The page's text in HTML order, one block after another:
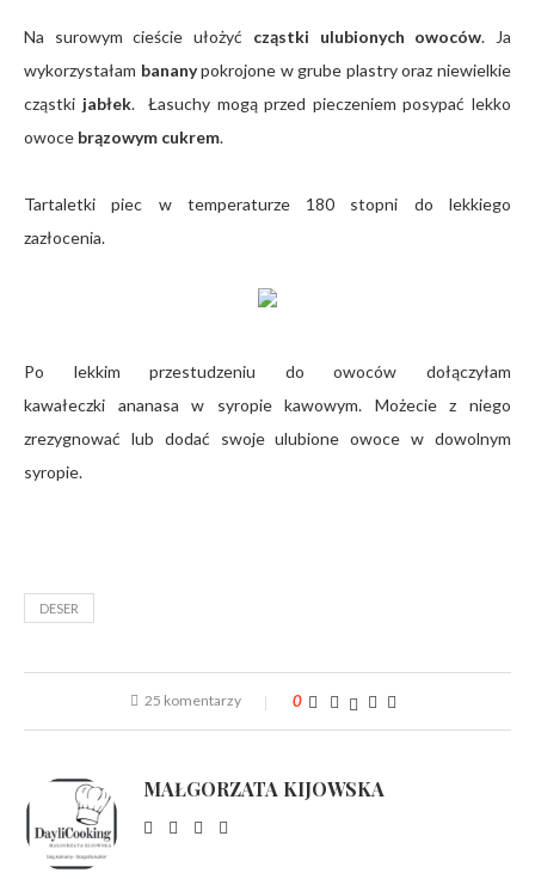
Na surowym cieście ułożyć cząstki ulubionych owoców. Ja
wykorzystałam bananypokrojone w grube plastry oraz niewielkie
cząstki jabłek. Łasuchy mogą przed pieczeniem posypać lekko
owoce brązowym cukrem.
Tartaletki piec w temperaturze 180 stopni do lekkiego
zazłocenia.
Po lekkim przestudzeniu do owoców dołączyłam
kawałeczki ananasa w syropie kawowym. Możecie z niego
zrezygnować lub dodać swoje ulubione owoce w dowolnym
syropie.
DESER
25 komentarzy 0
MAŁGORZATA KIJOWSKA